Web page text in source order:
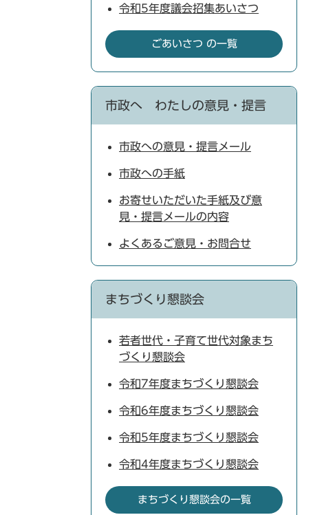
令和5年度議会招集あいさつ
ごあいさつ の一覧
市政へ わたしの意見・提言
市政への意見・提言メール
市政への手紙
お寄せいただいた手紙及び意
見・提言メールの内容
よくあるご意見・お問合せ
まちづくり懇談会
若者世代・子育て世代対象まち
づくり懇談会
令和7年度まちづくり懇談会
令和6年度まちづくり懇談会
令和5年度まちづくり懇談会
令和4年度まちづくり懇談会
まちづくり懇談会の一覧